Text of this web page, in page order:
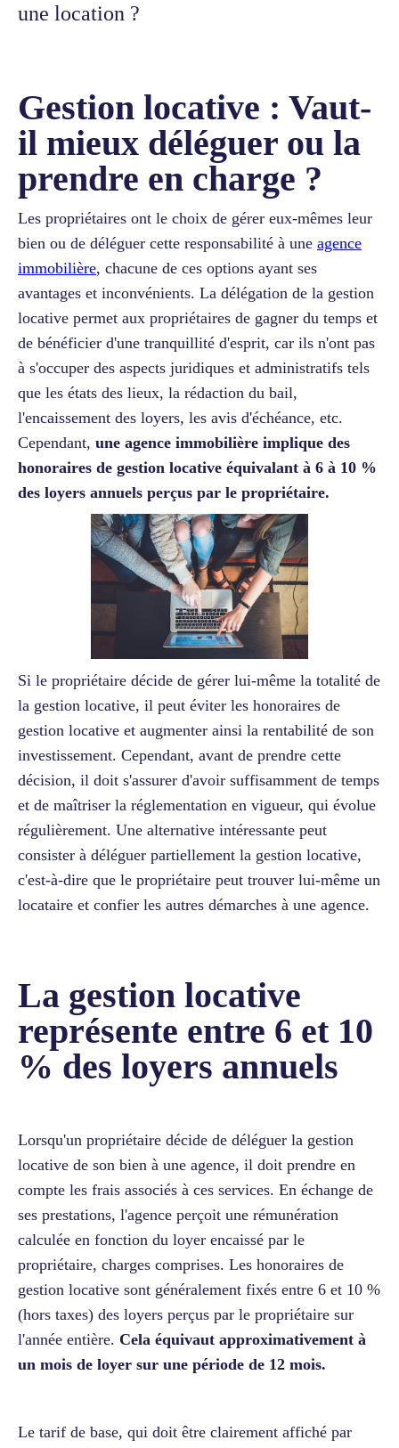
une location ?
Gestion locative : Vaut-
il mieux déléguer ou la
prendre en charge ?
Les propriétaires ont le choix de gérer eux-mêmes leur
bien ou de déléguer cette responsabilité à une agence
immobilière, chacune de ces options ayant ses
avantages et inconvénients. La délégation de la gestion
locative permet aux propriétaires de gagner du temps et
de bénéficier d'une tranquillité d'esprit, car ils n'ont pas
à s'occuper des aspects juridiques et administratifs tels
que les états des lieux, la rédaction du bail,
l'encaissement des loyers, les avis d'échéance, etc.
Cependant, une agence immobilière implique des
honoraires de gestion locative équivalant à 6 à 10 %
des loyers annuels perçus par le propriétaire.
Si le propriétaire décide de gérer lui-même la totalité de
la gestion locative, il peut éviter les honoraires de
gestion locative et augmenter ainsi la rentabilité de son
investissement. Cependant, avant de prendre cette
décision, il doit s'assurer d'avoir suffisamment de temps
et de maîtriser la réglementation en vigueur, qui évolue
régulièrement. Une alternative intéressante peut
consister à déléguer partiellement la gestion locative,
c'est-à-dire que le propriétaire peut trouver lui-même un
locataire et confier les autres démarches à une agence.
La gestion locative
représente entre 6 et 10
% des loyers annuels
Lorsqu'un propriétaire décide de déléguer la gestion
locative de son bien à une agence, il doit prendre en
compte les frais associés à ces services. En échange de
ses prestations, l'agence perçoit une rémunération
calculée en fonction du loyer encaissé par le
propriétaire, charges comprises. Les honoraires de
gestion locative sont généralement fixés entre 6 et 10 %
(hors taxes) des loyers perçus par le propriétaire sur
l'année entière. Cela équivaut approximativement à
un mois de loyer sur une période de 12 mois.
Le tarif de base, qui doit être clairement affiché par